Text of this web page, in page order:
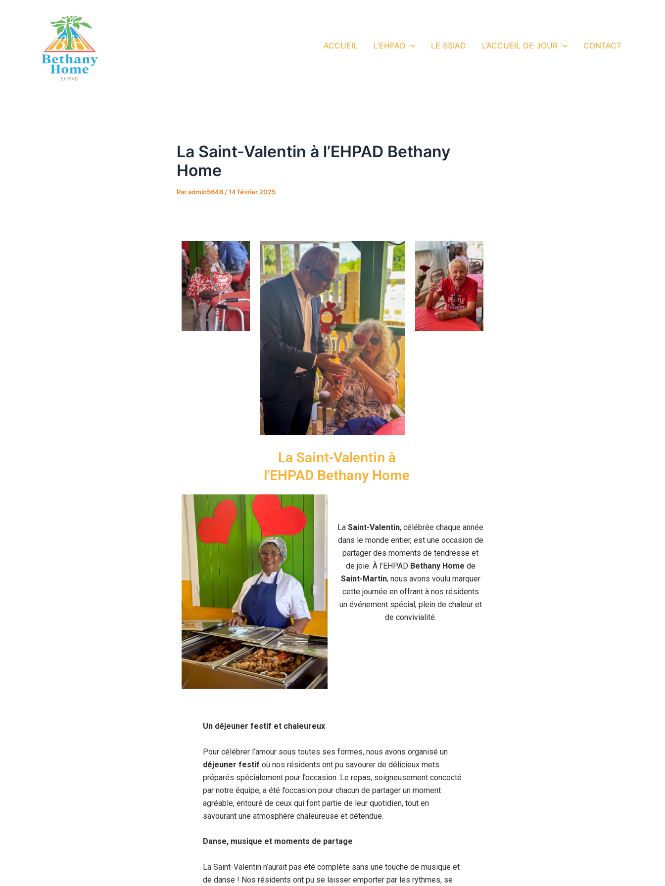
ACCUEIL L’EHPAD LE SSIAD L’ACCUEIL DE JOUR CONTACT
La Saint-Valentin à l’EHPAD Bethany
Home
Paradmin5646 /14 février 2025
La Saint-Valentin à
l'EHPAD Bethany Home
La Saint-Valentin, célébrée chaque année
dans le monde entier, est une occasion de
partager des moments de tendresse et
de joie. À l’EHPAD Bethany Home de
Saint-Martin, nous avons voulu marquer
cette journée en offrant à nos résidents
un événement spécial, plein de chaleur et
de convivialité.
Un déjeuner festif et chaleureux
Pour célébrer l’amour sous toutes ses formes, nous avons organisé un
déjeuner festif où nos résidents ont pu savourer de délicieux mets
préparés spécialement pour l’occasion. Le repas, soigneusement concocté
par notre équipe, a été l’occasion pour chacun de partager un moment
agréable, entouré de ceux qui font partie de leur quotidien, tout en
savourant une atmosphère chaleureuse et détendue.
Danse, musique et moments de partage
La Saint-Valentin n’aurait pas été complète sans une touche de musique et
de danse ! Nos résidents ont pu se laisser emporter par les rythmes, se